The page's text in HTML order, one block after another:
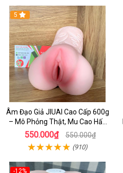
5
Âm Đạo Giả JIUAI Cao Cấp 600g
– Mô Phỏng Thật, Mu Cao Hấp
Dẫn, Siêu Mềm Mịn
550.000₫ 550.000₫
(910)
-12%